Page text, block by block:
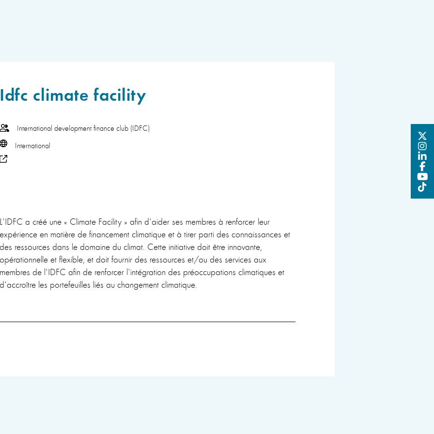
climate facility
International development finance club (IDFC)
International
a créé une « Climate Facility » afin d'aider ses membres à renforcer leur
en matière de financement climatique et à tirer parti des connaissances et
ressources dans le domaine du climat. Cette initiative doit être innovante,
et flexible, et doit fournir des ressources et/ou des services aux
de l'IDFC afin de renforcer l'intégration des préoccupations climatiques et
les portefeuilles liés au changement climatique.